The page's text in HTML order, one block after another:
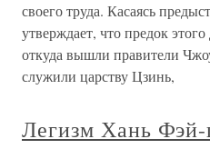
своего труда. Касаясь
утверждает, что предок
откуда вышли правители
служили царству Цзинь,
Легизм Хань